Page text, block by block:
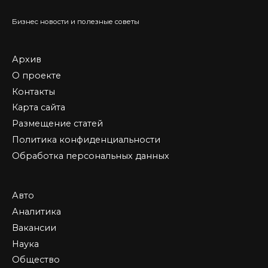
Бизнес новости и полезные советы
Архив
О проекте
Контакты
Карта сайта
Размещение статей
Политика конфиденциальности
Обработка персональных данных
Авто
Аналитика
Вакансии
Наука
Общество